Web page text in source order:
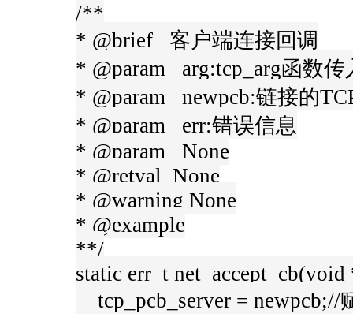
/**
* @brief 客户端连接回调
* @param arg:tcp_arg函数传
* @param newpcb:链接的
* @param err:错误信息
* @param None
* @retval None
* @warning None
* @example
**/
static err_t
tcp_pcb_server = newpcb;//